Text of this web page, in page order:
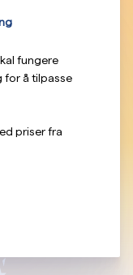
fungere
for å tilpasse
priser fra